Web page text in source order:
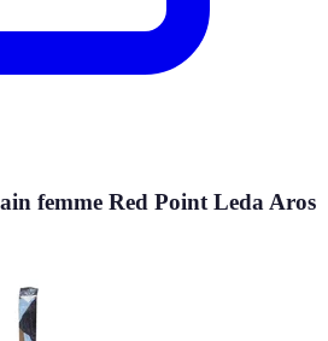
femme Red Point Leda Aros